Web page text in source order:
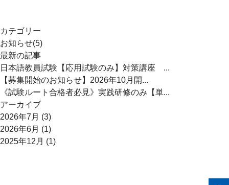
カテゴリー
お知らせ(5)
最新の記事
日本語教員試験【応用試験のみ】対策講座 ...
【募集開始のお知らせ】2026年10月開...
《試験ルート合格者必見》実践研修のみ【単...
アーカイブ
2026年7月 (3)
2026年6月 (1)
2025年12月 (1)